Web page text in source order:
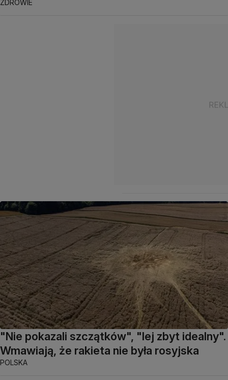
ZDROWIE
"Nie pokazali szczątków", "lej zbyt idealny".
Wmawiają, że rakieta nie była rosyjska
POLSKA